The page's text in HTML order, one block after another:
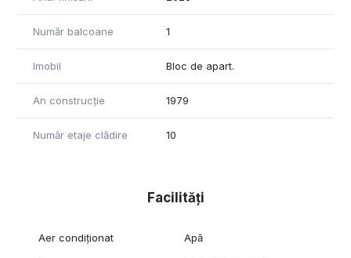
- aer condiționat
Număr balcoane 1
Imobil Bloc de apart.
An construcție 1979
Număr etaje clădire 10
Facilități
Aer condiționat Apă